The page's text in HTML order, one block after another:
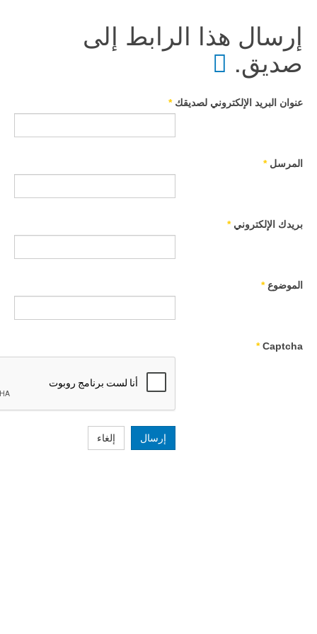
إرسال هذا الرابط إلى
صديق.
عنوان البريد الإلكتروني لصديقك *
المرسل *
بريدك الإلكتروني *
الموضوع *
Captcha
*
إرسال إلغاء